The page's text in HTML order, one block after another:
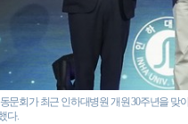
문회가 최근 인하대병원 개원 30주년을 맞
다.